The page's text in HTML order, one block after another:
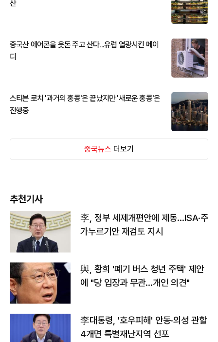
산
중국산 에어콘을 웃돈 주고 산다...유럽 열광시킨 메이
디
스티븐 로치 '과거의 홍콩'은 끝났지만 '새로운 홍콩'은
진행중
중국뉴스 더보기
추천기사
李, 정부 세제개편안에 제동…ISA·주
가누르기안 재검토 지시
與, 황희 '폐기 버스 청년 주택' 제안
에 "당 입장과 무관…개인 의견"
李대통령, '호우피해' 안동·의성 관할
4개면 특별재난지역 선포